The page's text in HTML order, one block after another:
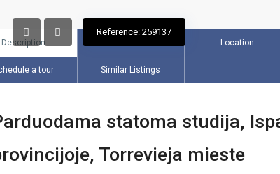
Reference: 259137
Description Location
a tour Similar Listings
statoma studija,
Torrevieja mieste